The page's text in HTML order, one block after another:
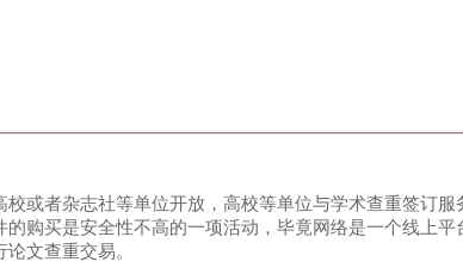
或者杂志社等单位开放，高校等单位与学术查重签订服
购买是安全性不高的一项活动，毕竟网络是一个线上平
文查重交易。